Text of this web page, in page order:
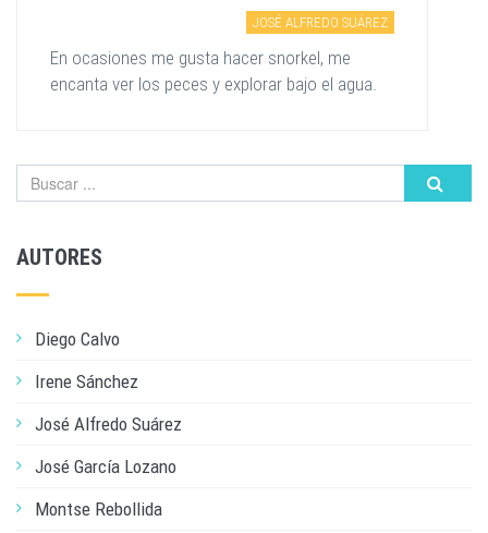
JOSÉ ALFREDO SUÁREZ
En ocasiones me gusta hacer snorkel, me
encanta ver los peces y explorar bajo el agua.
AUTORES
Diego Calvo
Irene Sánchez
José Alfredo Suárez
José García Lozano
Montse Rebollida